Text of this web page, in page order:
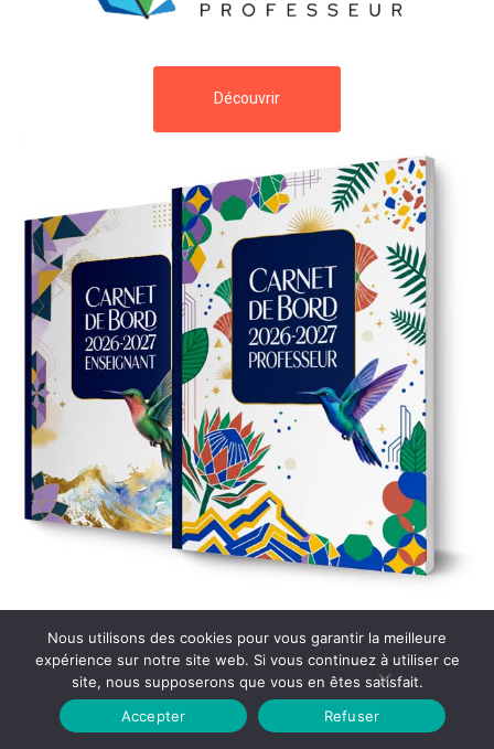
Découvrir
Nous utilisons des cookies pour vous garantir la meilleure
expérience sur notre site web. Si vous continuez à utiliser ce
site, nous supposerons que vous en êtes satisfait.
Accepter
Refuser